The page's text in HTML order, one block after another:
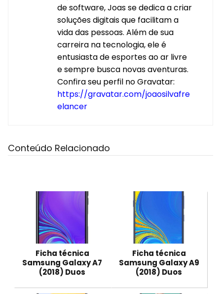
de software, Joas se dedica a criar
soluções digitais que facilitam a
vida das pessoas. Além de sua
carreira na tecnologia, ele é
entusiasta de esportes ao ar livre
e sempre busca novas aventuras.
Confira seu perfil no Gravatar:
https://gravatar.com/joaosilvafre
elancer
Conteúdo Relacionado
Ficha técnica
Samsung Galaxy A7
(2018) Duos
Ficha técnica
Samsung Galaxy A9
(2018) Duos